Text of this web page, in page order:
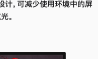
，可减少使用环境中的屏
。